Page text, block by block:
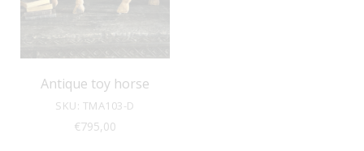
Antique toy horse
SKU: TMA103-D
€795,00